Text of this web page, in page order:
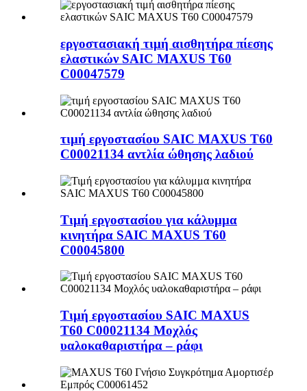
εργοστασιακή τιμή αισθητήρα πίεσης
ελαστικών SAIC MAXUS T60
C00047579
τιμή εργοστασίου SAIC MAXUS T60
C00021134 αντλία ώθησης λαδιού
Τιμή εργοστασίου για κάλυμμα
κινητήρα SAIC MAXUS T60
C00045800
Τιμή εργοστασίου SAIC MAXUS
T60 C00021134 Μοχλός
υαλοκαθαριστήρα – ράφι